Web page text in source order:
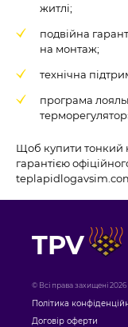
житлі;
подвійна
на монтаж;
технічна
програма
Щоб купити тонкий
гарантією
TPV
© Всі права захищені 2026
Політика
Договір оферти